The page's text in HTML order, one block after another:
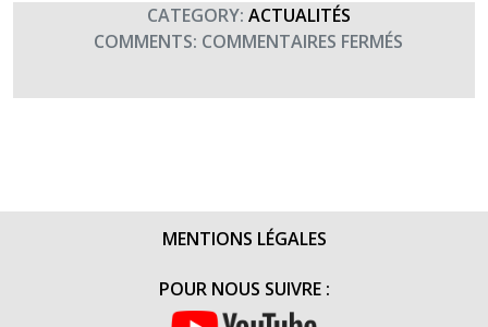
CATEGORY: ACTUALITÉS
COMMENTS: COMMENTAIRES FERMÉS
DE
MENTIONS LÉGALES
POUR NOUS SUIVRE :